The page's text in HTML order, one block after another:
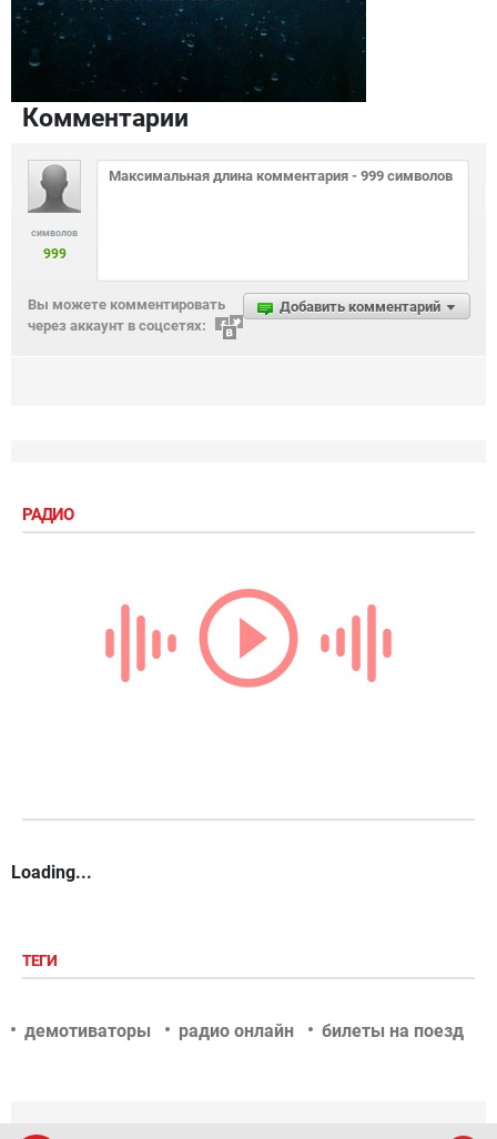
Комментарии
символов
999
Добавить комментарий
Вы можете комментировать
через аккаунт в соцсетях:
РАДИО
Loading...
ТЕГИ
демотиваторы радио онлайн билеты на поезд